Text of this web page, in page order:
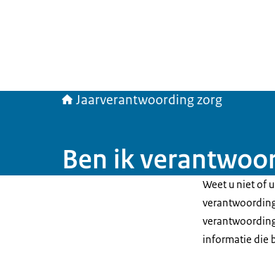
Jaarverantwoording zorg
Ben ik
Weet u niet of
informatie die